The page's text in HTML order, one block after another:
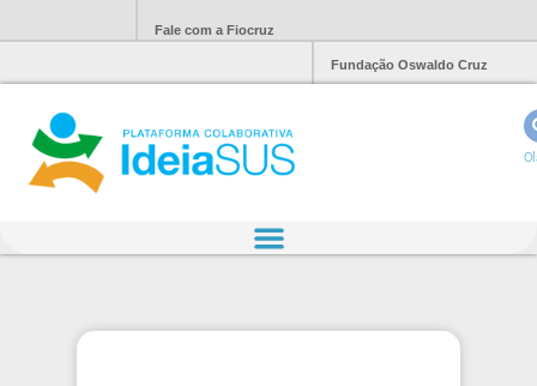
Fale com a Fiocruz
Fundação Oswaldo Cruz